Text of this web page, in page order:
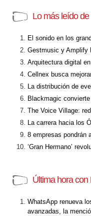
Lo más leído
El sonido en los
Gestmusic y Amplify
Arquitectura digital
Cellnex busca
La distribución de
Blackmagic
The Voice Village:
La carrera hacia los
8 empresas pondrán
‘Gran Hermano’
Última hora
WhatsApp renueva
avanzadas, la